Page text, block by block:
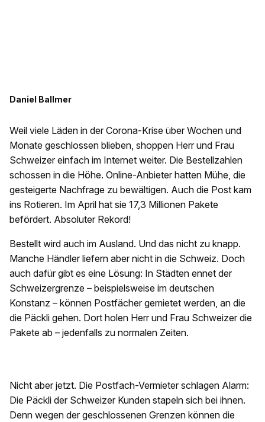
Daniel Ballmer
Weil viele Läden in der Corona-Krise über Wochen und
Monate geschlossen blieben, shoppen Herr und Frau
Schweizer einfach im Internet weiter. Die Bestellzahlen
schossen in die Höhe. Online-Anbieter hatten Mühe, die
gesteigerte Nachfrage zu bewältigen. Auch die Post kam
ins Rotieren. Im April hat sie 17,3 Millionen Pakete
befördert. Absoluter Rekord!
Bestellt wird auch im Ausland. Und das nicht zu knapp.
Manche Händler liefern aber nicht in die Schweiz. Doch
auch dafür gibt es eine Lösung: In Städten ennet der
Schweizergrenze – beispielsweise im deutschen
Konstanz – können Postfächer gemietet werden, an die
die Päckli gehen. Dort holen Herr und Frau Schweizer die
Pakete ab – jedenfalls zu normalen Zeiten.
Nicht aber jetzt. Die Postfach-Vermieter schlagen Alarm:
Die Päckli der Schweizer Kunden stapeln sich bei ihnen.
Denn wegen der geschlossenen Grenzen können die